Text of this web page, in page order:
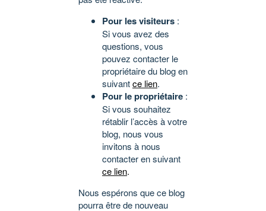
Pour les visiteurs :
Si vous avez des
questions, vous
pouvez contacter le
propriétaire du blog en
suivantce lien.
Pour le propriétaire :
Si vous souhaitez
rétablir l’accès à votre
blog, nous vous
invitons à nous
contacter en suivant
ce lien.
Nous espérons que ce blog
pourra être de nouveau